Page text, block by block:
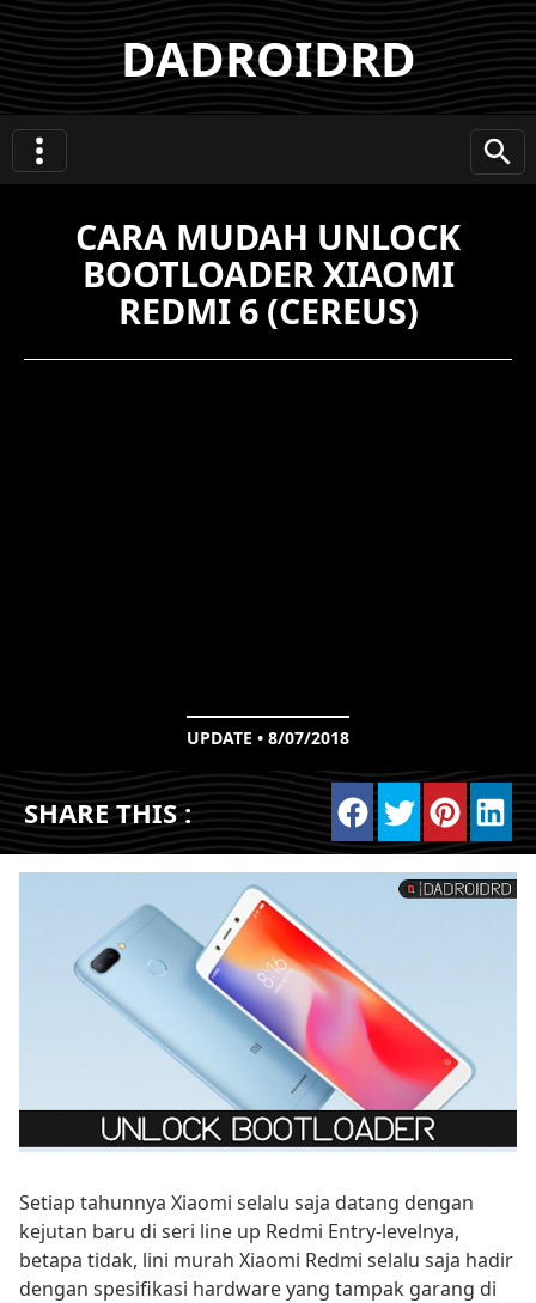
DADROIDRD
CARA MUDAH UNLOCK
BOOTLOADER XIAOMI
REDMI 6 (CEREUS)
UPDATE • 8/07/2018
SHARE THIS :
Setiap tahunnya Xiaomi selalu saja datang dengan
kejutan baru di seri line up Redmi Entry-levelnya,
betapa tidak, lini murah Xiaomi Redmi selalu saja hadir
dengan spesifikasi hardware yang tampak garang di